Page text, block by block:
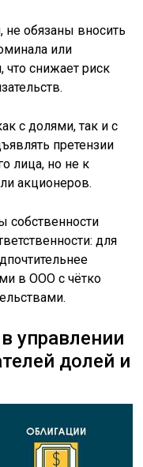
обязаны вносить
или
снижает риск
с долями, так и с
претензии
лица, но не к
акционеров.
для
в ООО с чётко
управлении
долей и